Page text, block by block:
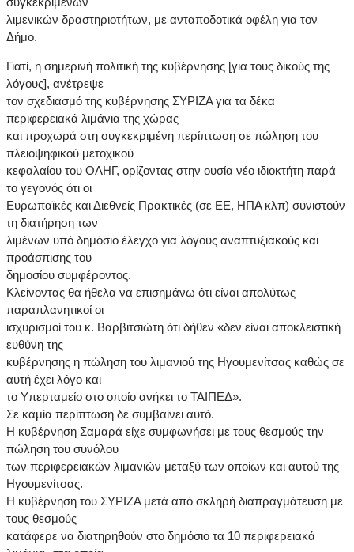
λιμενικών δραστηριοτήτων, με ανταποδοτικά οφέλη για τον
Δήμο.
Γιατί, η σημερινή πολιτική της κυβέρνησης [για τους δικούς της
λόγους], ανέτρεψε
τον σχεδιασμό της κυβέρνησης ΣΥΡΙΖΑ για τα δέκα
περιφερειακά λιμάνια της χώρας
και προχωρά στη συγκεκριμένη περίπτωση σε πώληση του
πλειοψηφικού μετοχικού
κεφαλαίου του ΟΛΗΓ, ορίζοντας στην ουσία νέο ιδιοκτήτη παρά
το γεγονός ότι οι
Ευρωπαϊκές και Διεθνείς Πρακτικές (σε ΕΕ, ΗΠΑ κλπ) συνιστούν
τη διατήρηση των
λιμένων υπό δημόσιο έλεγχο για λόγους αναπτυξιακούς και
προάσπισης του
δημοσίου συμφέροντος.
Κλείνοντας θα ήθελα να επισημάνω ότι είναι απολύτως
παραπλανητικοί οι
ισχυρισμοί του κ. Βαρβιτσιώτη ότι δήθεν «δεν είναι αποκλειστική
ευθύνη της
κυβέρνησης η πώληση του λιμανιού της Ηγουμενίτσας καθώς σε
αυτή έχει λόγο και
το Υπερταμείο στο οποίο ανήκει το ΤΑΙΠΕΔ».
Σε καμία περίπτωση δε συμβαίνει αυτό.
Η κυβέρνηση Σαμαρά είχε συμφωνήσει με τους θεσμούς την
πώληση του συνόλου
των περιφερειακών λιμανιών μεταξύ των οποίων και αυτού της
Ηγουμενίτσας.
Η κυβέρνηση του ΣΥΡΙΖΑ μετά από σκληρή διαπραγμάτευση με
τους θεσμούς
κατάφερε να διατηρηθούν στο δημόσιο τα 10 περιφερειακά